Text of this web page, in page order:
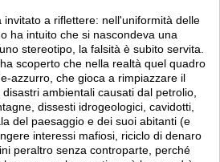
invitato a riflettere: nell'uniformità delle
ha intuito che si nascondeva una
stereotipo, la falsità è subito servita.
scoperto che nella realtà quel quadro
azzurro, che gioca a rimpiazzare il
ambientali causati dal petrolio,
dissesti idrogeologici, cavidotti,
del paesaggio e dei suoi abitanti (e
interessi mafiosi, riciclo di denaro
peraltro senza controparte, perché